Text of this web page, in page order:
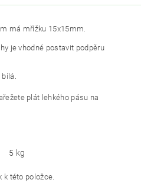
má mřížku 15x15mm.
je vhodné postavit podpěru
plát lehkého pásu na
5 kg
k této položce.